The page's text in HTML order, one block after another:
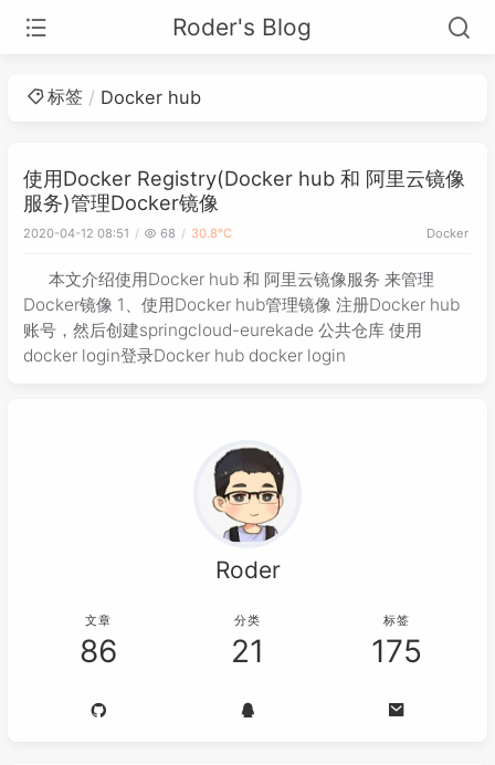
Roder's Blog
标签 Docker hub
使用Docker Registry(Docker hub 和 阿里云镜像
服务)管理Docker镜像
2020-04-12 08:51 68 30.8℃ Docker
本文介绍使用Docker hub 和 阿里云镜像服务 来管理
Docker镜像 1、使用Docker hub管理镜像 注册Docker hub
账号，然后创建springcloud-eurekade 公共仓库 使用
docker login登录Docker hub docker login
Roder
文章
86
分类
21
标签
175